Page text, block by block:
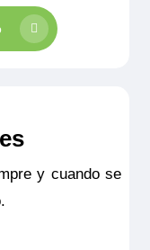
y cuando se